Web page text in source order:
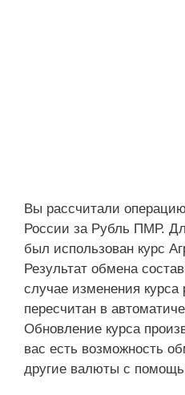
Вы рассчитали
России за Рубль ПМР.
был использован курс
Результат обмена
случае изменения курса
пересчитан в
Обновление курса
вас есть возможность
другие валюты с